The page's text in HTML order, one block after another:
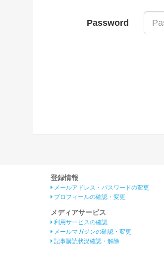
Password
登録情報
メールアドレス・パスワードの変更
プロフィールの確認・変更
メディアサービス
利用サービスの確認
メールマガジンの確認・変更
記事購読状況確認・解除